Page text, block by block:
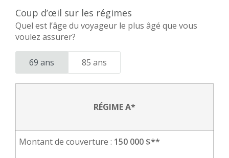
Coup d’œil sur les régimes
Quel est l’âge du voyageur le plus âgé que vous
voulez assurer?
69 ans 85 ans
RÉGIME A*
Montant de couverture : 150 000 $**